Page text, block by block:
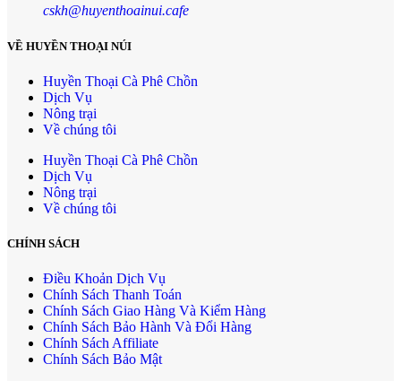
cskh@huyenthoainui.cafe
VỀ HUYỀN THOẠI NÚI
Huyền Thoại Cà Phê Chồn
Dịch Vụ
Nông trại
Về chúng tôi
Huyền Thoại Cà Phê Chồn
Dịch Vụ
Nông trại
Về chúng tôi
CHÍNH SÁCH
Điều Khoản Dịch Vụ
Chính Sách Thanh Toán
Chính Sách Giao Hàng Và Kiểm Hàng
Chính Sách Bảo Hành Và Đổi Hàng
Chính Sách Affiliate
Chính Sách Bảo Mật